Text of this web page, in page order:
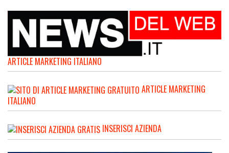
ARTICLE MARKETING ITALIANO
ARTICLE MARKETING
ITALIANO
INSERISCI AZIENDA